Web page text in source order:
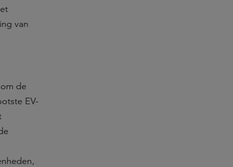
van
de
EV-